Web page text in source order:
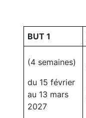
BUT 1
(4 semaines)
du 15 février
au 13 mars
2027